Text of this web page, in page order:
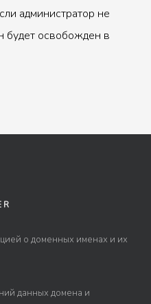
администратор не
будет освобожден в
о доменных именах и их
данных домена и